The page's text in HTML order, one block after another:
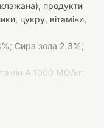
продукти
цукру, вітаміни,
Сира зола 2,3%;
А 1000 МО/кг;